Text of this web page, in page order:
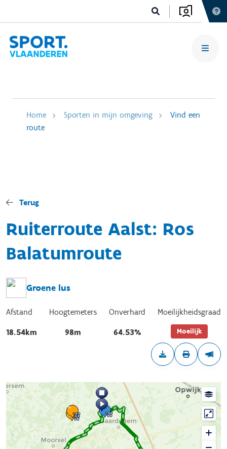
Home Sporten in mijn omgeving
Vind een
route
Terug
Ruiterroute Aalst: Ros
Balatumroute
Groene lus
Afstand
18.54km
Hoogtemeters
98m
Onverhard
64.53%
Moeilijkheidsgraad
Moeilijk